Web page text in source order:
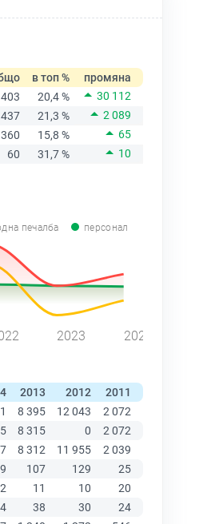
в топ %
промяна
20,4 %
30 112
21,3 %
2 089
360 15,8 %
65
60 31,7 % 10
печалба персонал
2023 2024
2013 2012 2011